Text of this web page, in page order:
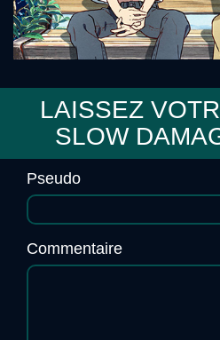
LAISSEZ
SLOW
Pseudo
Commentaire